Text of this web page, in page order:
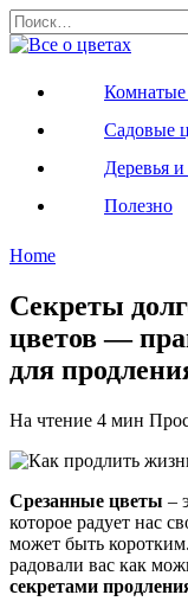
Перейти
к
содержанию
Search
for:
Садовые
Деревья
Полезно
Home
Секреты
цветов —
для
На чтение 4 мин
Срезанные цветы –
которое радует нас
может быть
радовали вас как
секретами